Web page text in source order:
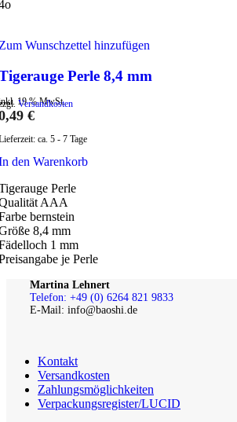
Wunschzettel hinzufügen
Perle 8,4 mm
19 % MwSt.
Versandkosten
€
ca. 5 - 7 Tage
den Warenkorb
Perle
AAA
bernstein
8,4 mm
1 mm
je Perle
Martina Lehnert
Telefon: +49 (0) 6264 821 9833
E-Mail: info@baoshi.de
Kontakt
Versandkosten
Zahlungsmöglichkeiten
Verpackungsregister/LUCID